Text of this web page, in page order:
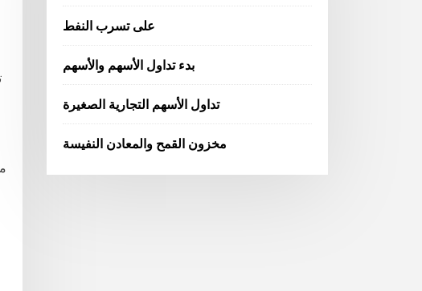
على تسرب النفط
بدء تداول الأسهم والأسهم
تداول الأسهم التجارية الصغيرة
مخزون القمح والمعادن النفيسة